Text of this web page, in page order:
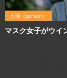
人物（person）
マスク女子がウイ